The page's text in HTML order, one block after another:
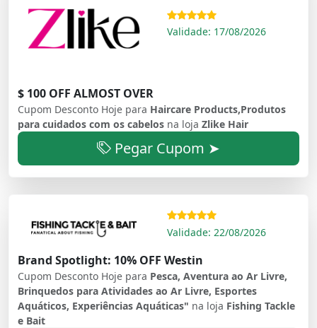
Validade: 17/08/2026
$ 100 OFF ALMOST OVER
Cupom Desconto Hoje para Haircare Products,Produtos
para cuidados com os cabelos na loja Zlike Hair
Pegar Cupom ➤
Validade: 22/08/2026
Brand Spotlight: 10% OFF Westin
Cupom Desconto Hoje para Pesca, Aventura ao Ar Livre,
Brinquedos para Atividades ao Ar Livre, Esportes
Aquáticos, Experiências Aquáticas" na loja Fishing Tackle
e Bait